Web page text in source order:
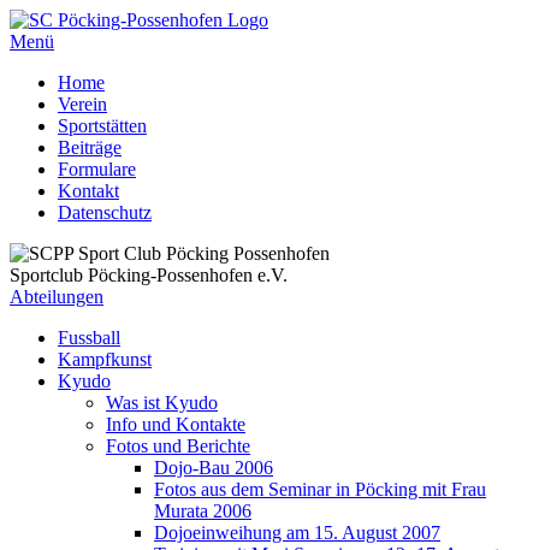
Menü
Home
Verein
Sportstätten
Beiträge
Formulare
Kontakt
Datenschutz
Sportclub Pöcking-Possenhofen e.V.
Abteilungen
Fussball
Kampfkunst
Kyudo
Was ist Kyudo
Info und Kontakte
Fotos und Berichte
Dojo-Bau 2006
Fotos aus dem Seminar in Pöcking mit Frau
Murata 2006
Dojoeinweihung am 15. August 2007